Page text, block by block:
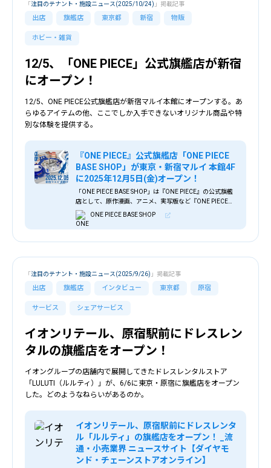
出店 旗艦店 東京都 新宿 物販
ホビー・雑貨
「注目のテナント・施設ニュース(2025/10/24) 」掲載記事
12/5、「ONE PIECE」公式旗艦店が新宿
にオープン！
12/5、ONE PIECE公式旗艦店が新宿マルイ本館にオープンする。あ
らゆるアイテムの他、ここでしか入手できないオリジナル商品や特
別な体験を提供する。
『ONE PIECE』公式旗艦店「ONE PIECE
BASE SHOP」が東京・新宿マルイ 本館4F
に2025年12月5日(金)オープン！
「ONE PIECE BASE SHOP」は『ONE PIECE』の公式旗艦
店として、原作漫画、アニメ、実写版など『ONE PIECE』
にまつわるすべてを扱い、この場所でしか手に入れること
ができないオリジナル商品や特別な体験を提供します。シ
ョップ内は深淵(しんえん)のブルーを基調とし、ルフィが
ONE PIECE BASE SHOP
出店 旗艦店 インタビュー 東京都 原宿
サービス シェアサービス
「注目のテナント・施設ニュース(2025/9/26) 」掲載記事
イオンリテール、原宿駅前にドレスレン
タルの旗艦店をオープン！
イオングループの店舗内で展開してきたドレスレンタルストア
「LULUTI（ルルティ）」が、6/6に東京・原宿に旗艦店をオープン
した。どのようなねらいがあるのか。
イオンリテール、原宿駅前にドレスレンタ
ル「ルルティ」の旗艦店をオープン！ _流
通・小売業界 ニュースサイト【ダイヤモ
ンド・チェーンストアオンライン】